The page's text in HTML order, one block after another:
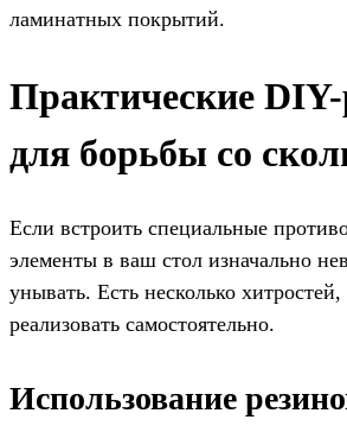
ламинатных покрытий.
Практические
для борьбы со
Если встроить специальные
элементы в ваш стол изначально
унывать. Есть несколько
реализовать самостоятельно.
Использование